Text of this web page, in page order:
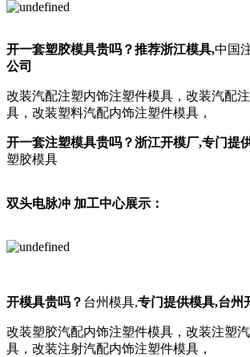
开一套塑胶模具贵吗？推荐浙江模具,中国
公司
改装汽配注塑内饰注塑件模具，改装汽配
具，改装塑料汽配内饰注塑件模具，
开一套注塑模具贵吗？浙江开模厂,专门提
塑胶模具
双头电脉冲 加工中心展示：
开模具贵吗？ 台州模具,专门提供模具,台州
改装塑胶汽配内饰注塑件模具，改装注塑
具，改装注射汽配内饰注塑件模具，